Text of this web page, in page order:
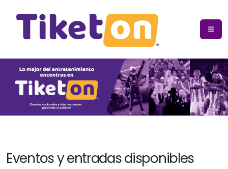
Eventos y entradas disponibles